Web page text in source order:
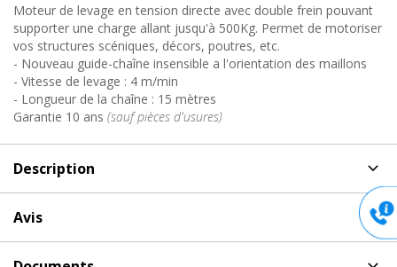
Moteur de levage en tension directe avec double frein pouvant
supporter une charge allant jusqu'à 500Kg. Permet de motoriser
vos structures scéniques, décors, poutres, etc.
- Nouveau guide-chaîne insensible a l'orientation des maillons
- Vitesse de levage : 4 m/min
- Longueur de la chaîne : 15 mètres
Garantie 10 ans (sauf pièces d'usures)
Description
Palan électrique pour structure scénique
Avis